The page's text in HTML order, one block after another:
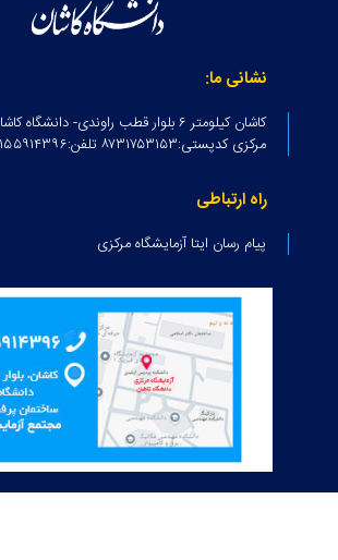
نشانی ما:
کاشان کیلومتر ۶ بلوار قطب راوندی-
مرکزی کدپستی:۸۷۳۱۷۵۳۱۵۳ تلفن:۰۳۱۵۵۹۱۴۳۹۶
راه ارتباطی
پیام رسان ایتا آزمایشگاه مرکزی